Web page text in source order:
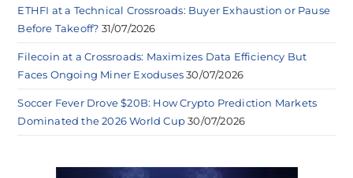
ETHFI at a Technical Crossroads: Buyer Exhaustion or Pause
Before Takeoff? 31/07/2026
Filecoin at a Crossroads: Maximizes Data Efficiency But
Faces Ongoing Miner Exoduses 30/07/2026
Soccer Fever Drove $20B: How Crypto Prediction Markets
Dominated the 2026 World Cup 30/07/2026